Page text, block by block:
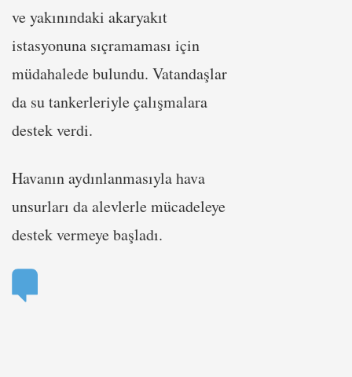
ve yakınındaki akaryakıt
istasyonuna sıçramaması için
müdahalede bulundu. Vatandaşlar
da su tankerleriyle çalışmalara
destek verdi.
Havanın aydınlanmasıyla hava
unsurları da alevlerle mücadeleye
destek vermeye başladı.